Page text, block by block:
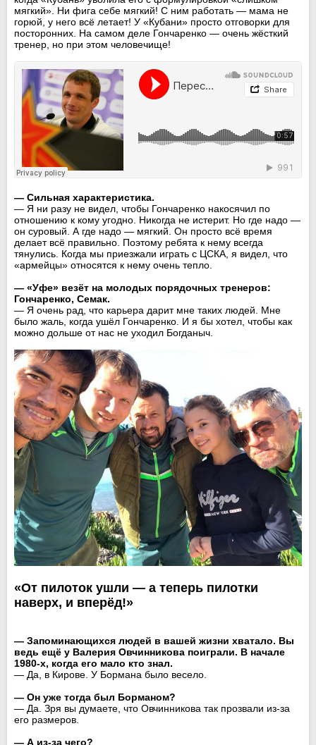
мягкий». Ни фига себе мягкий! С ним работать — мама не
горюй, у него всё летает! У «Кубани» просто отговорки для
посторонних. На самом деле Гончаренко — очень жёсткий
тренер, но при этом человечище!
— Сильная характеристика.
— Я ни разу не видел, чтобы Гончаренко накосячил по
отношению к кому угодно. Никогда не истерит. Но где надо —
он суровый. А где надо — мягкий. Он просто всё время
делает всё правильно. Поэтому ребята к нему всегда
тянулись. Когда мы приезжали играть с ЦСКА, я видел, что
«армейцы» относятся к нему очень тепло.
— «Уфе» везёт на молодых порядочных тренеров:
Гончаренко, Семак.
— Я очень рад, что карьера дарит мне таких людей. Мне
было жаль, когда ушёл Гончаренко. И я бы хотел, чтобы как
можно дольше от нас не уходил Богданыч.
«От пилоток ушли — а теперь пилотки
наверх, и вперёд!»
— Запоминающихся людей в вашей жизни хватало. Вы
ведь ещё у Валерия Овчинникова поиграли. В начале
1980-х, когда его мало кто знал.
— Да, в Кирове. У Бормана было весело.
— Он уже тогда был Борманом?
— Да. Зря вы думаете, что Овчинникова так прозвали из-за
его размеров.
— А из-за чего?